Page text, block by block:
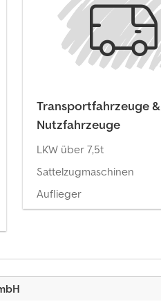
Transportfahrzeuge &
Nutzfahrzeuge
LKW über 7,5t
Sattelzugmaschinen
Auflieger